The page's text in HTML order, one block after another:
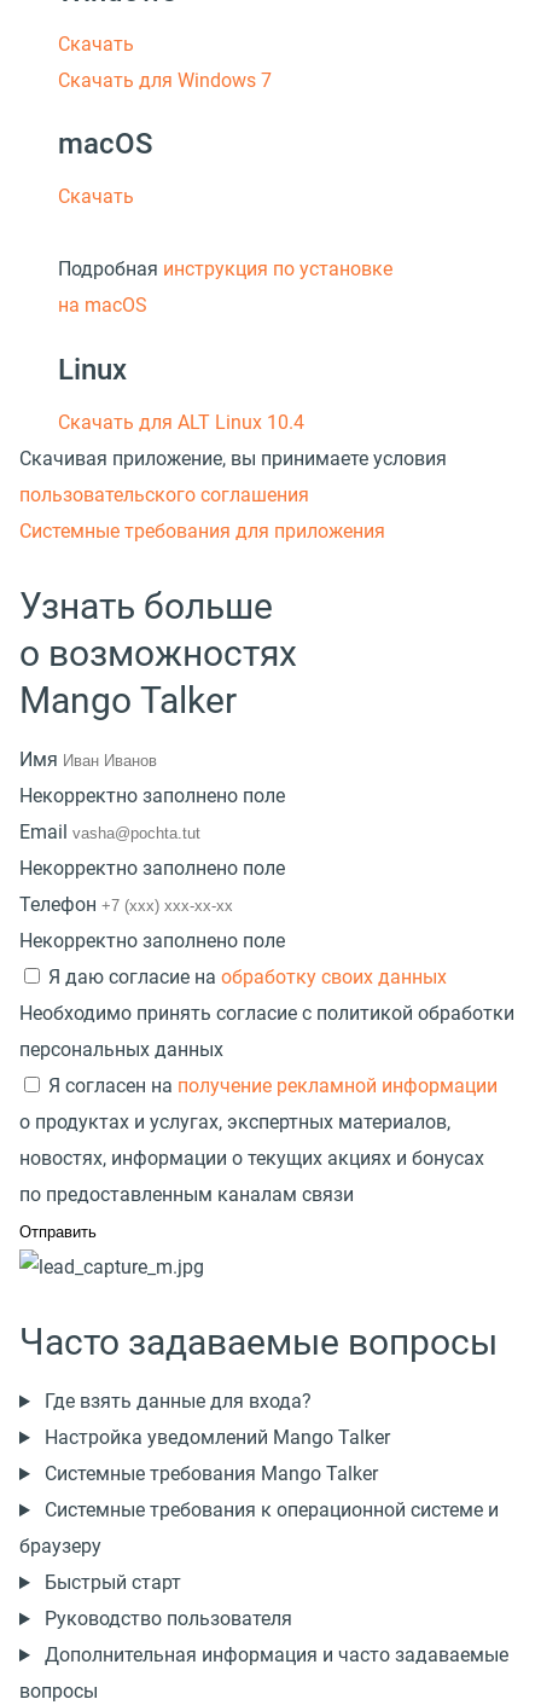
Скачать
Скачать для Windows 7
macOS
Скачать
Подробная инструкция по установке
на macOS
Linux
Скачать для ALT Linux 10.4
Скачивая приложение, вы принимаете условия
пользовательского соглашения
Системные требования для приложения
Узнать больше
о возможностях
Mango Talker
Имя
Некорректно заполнено поле
Email
Некорректно заполнено поле
Телефон
Некорректно заполнено поле
Я даю согласие на обработку своих данных
Необходимо принять согласие с политикой обработки
персональных данных
Я согласен на получение рекламной информации
о продуктах и услугах, экспертных материалов,
новостях, информации о текущих акциях и бонусах
по предоставленным каналам связи
Часто задаваемые вопросы
Где взять данные для входа?
Настройка уведомлений Mango Talker
Системные требования Mango Talker
Системные требования к операционной системе и
браузеру
Быстрый старт
Руководство пользователя
Дополнительная информация и часто задаваемые
вопросы